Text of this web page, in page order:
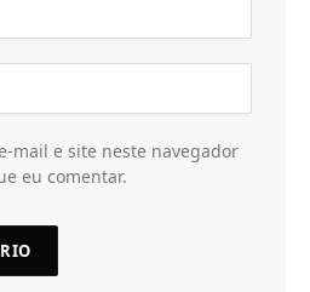
mail e site neste navegador
eu comentar.